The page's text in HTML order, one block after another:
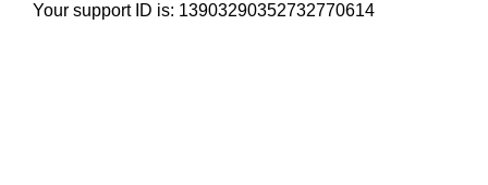
Your support ID is: 13903290352732770614